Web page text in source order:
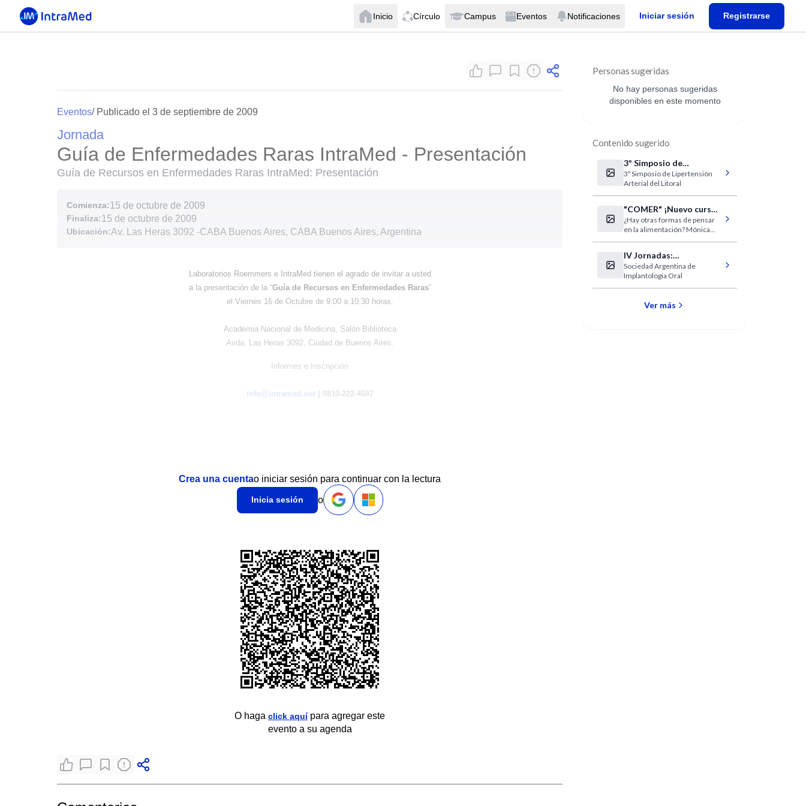
Inicio Círculo Campus Eventos Notificaciones Iniciar sesión Registrarse
Eventos/ Publicado el 3 de septiembre de 2009
Jornada
Guía de Enfermedades Raras IntraMed - Presentación
Guía de Recursos en Enfermedades Raras IntraMed: Presentación
Comienza:15 de octubre de 2009
Finaliza:15 de octubre de 2009
Ubicación:Av. Las Heras 3092 -CABA Buenos Aires, CABA Buenos Aires, Argentina
Laboratorios Roemmers e IntraMed tienen el agrado de invitar a usted
a la presentación de la “Guía de Recursos en Enfermedades Raras”
el Viernes 16 de Octubre de 9:00 a 10:30 horas.
Academia Nacional de Medicina, Salón Biblioteca
Avda. Las Heras 3092, Ciudad de Buenos Aires.
Informes e Inscripción
info@intramed.net| 0810-222-4687
Crea una cuentao iniciar sesión para continuar con la lectura
Inicia sesión o
O haga click aquípara agregar este
evento a su agenda
Personas sugeridas
No hay personas sugeridas
disponibles en este momento
Contenido sugerido
3º Simposio de
Hipertensión Arterial
del Litoral
3º Simposio de Lipertensión
Arterial del Litoral
"COMER" ¡Nuevo curso
IntraMed!
¿Hay otras formas de pensar
en la alimentación? Mónica
IV Jornadas:
Implantologia Oral
Sociedad Argentina de
Implantologia Oral
Ver más